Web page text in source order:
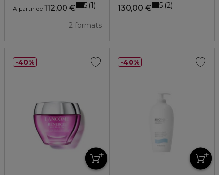
À partir de 112,00 €
2 formats
5 1 130,00 € 5 2
40% 40%